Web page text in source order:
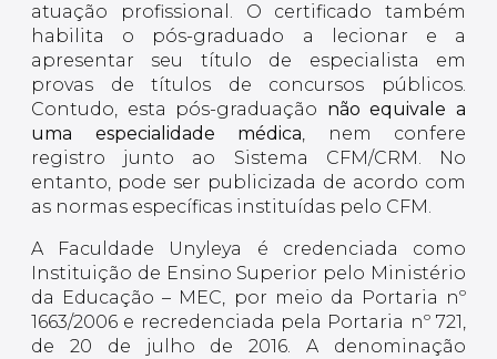
atuação profissional. O certificado também
habilita o pós-graduado a lecionar e a
apresentar seu título de especialista em
provas de títulos de concursos públicos.
Contudo, esta pós-graduação não equivale a
uma especialidade médica, nem confere
registro junto ao Sistema CFM/CRM. No
entanto, pode ser publicizada de acordo com
as normas específicas instituídas pelo CFM.
A Faculdade Unyleya é credenciada como
Instituição de Ensino Superior pelo Ministério
da Educação – MEC, por meio da Portaria nº
1663/2006 e recredenciada pela Portaria nº 721,
de 20 de julho de 2016. A denominação